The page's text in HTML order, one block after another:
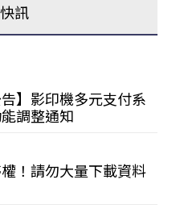
訊
告】影印機多元支付系
調整通知
！請勿大量下載資料